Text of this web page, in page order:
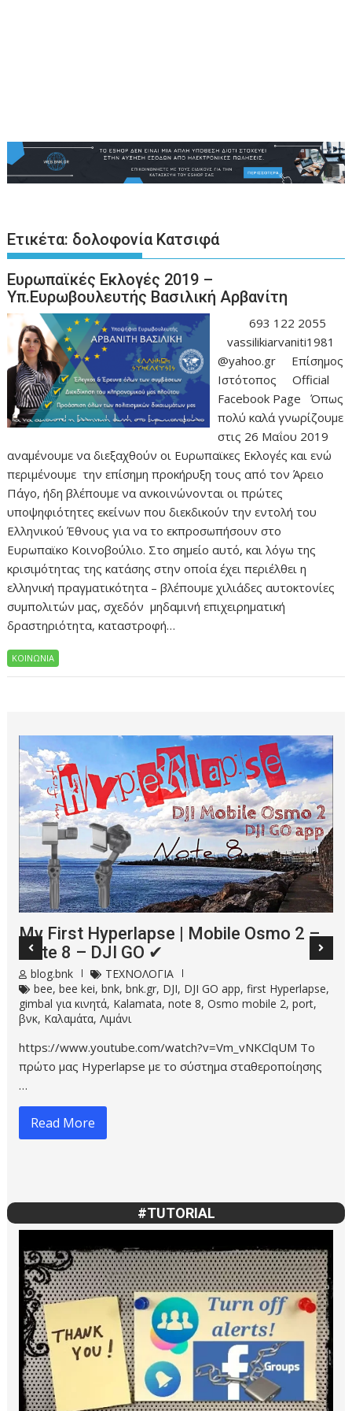
Ετικέτα: δολοφονία Κατσιφά
Ευρωπαϊκές Εκλογές 2019 –
Υπ.Ευρωβουλευτής Βασιλική Αρβανίτη
693 122 2055
vassilikiarvaniti1981
@yahoo.gr Επίσημος
Ιστότοπος Official
Facebook Page Όπως
πολύ καλά γνωρίζουμε
στις 26 Μαΐου 2019
αναμένουμε να διεξαχθούν οι Ευρωπαϊκες Εκλογές και ενώ
περιμένουμε την επίσημη προκήρυξη τους από τον Άρειο
Πάγο, ήδη βλέπουμε να ανκοινώνονται οι πρώτες
υποψηφιότητες εκείνων που διεκδικούν την εντολή του
Ελληνικού Έθνους για να το εκπροσωπήσουν στο
Ευρωπαϊκο Κοινοβούλιο. Στο σημείο αυτό, και λόγω της
κρισιμότητας της κατάσης στην οποία έχει περιέλθει η
ελληνική πραγματικότητα – βλέπουμε χιλιάδες αυτοκτονίες
συμπολιτών μας, σχεδόν μηδαμινή επιχειρηματική
δραστηριότητα, καταστροφή…
ΚΟΙΝΩΝΙΑ
My First Hyperlapse | Mobile Οsmo 2 –
Note 8 – DJI GO ✔
blog.bnk
ΤΕΧΝΟΛΟΓΙΑ
bee,bee kei,bnk,bnk.gr, DJI, DJI GO app,first Hyperlapse,
gimbal για κινητά, Kalamata,note 8,Osmo mobile 2,port,
βνκ, Καλαμάτα,Λιμάνι
https://www.youtube.com/watch?v=Vm_vNKClqUM Το
πρώτο μας Hyperlapse με το σύστημα σταθεροποίησης
…
Read More
#TUTORIAL